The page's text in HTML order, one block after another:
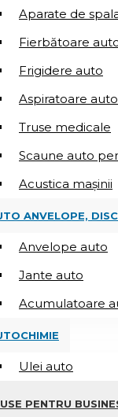
Aparate de
Fierbătoare
Frigidere auto
Aspiratoare auto
Truse medicale
Scaune auto
Acustica mașinii
ANVELOPE,
Anvelope auto
Jante auto
Acumulatoare
Ulei auto
PENTRU